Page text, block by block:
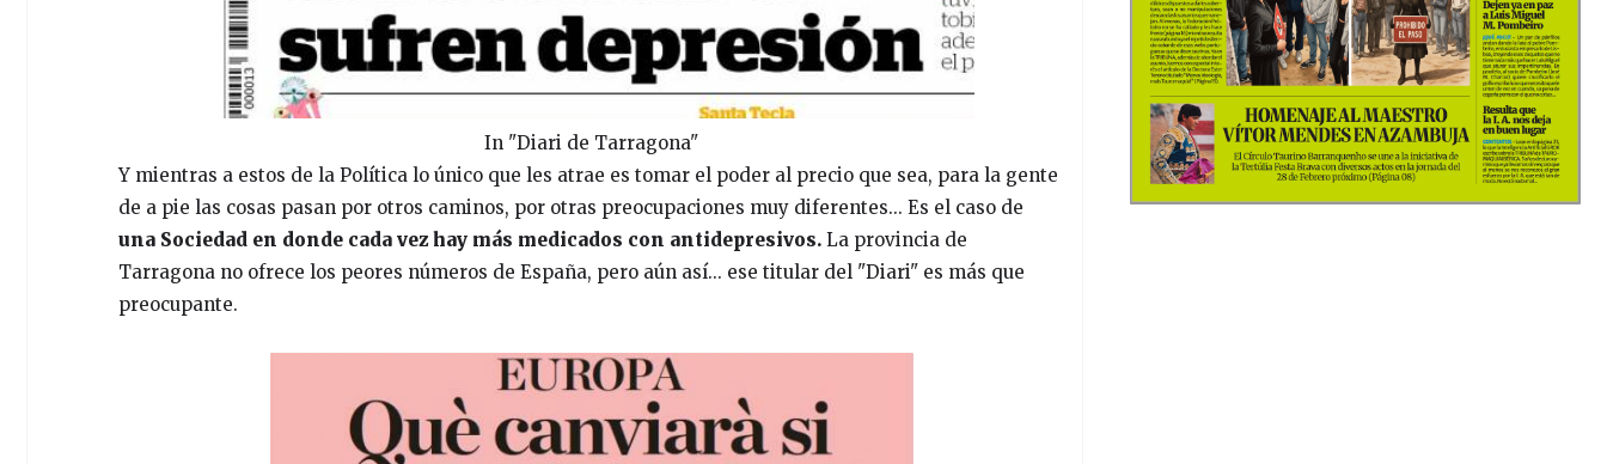
In "Diari de Tarragona"
Y mientras a estos de la Política lo único que les atrae es tomar el poder al precio que sea, para la gente
de a pie las cosas pasan por otros caminos, por otras preocupaciones muy diferentes... Es el caso de
una Sociedad en donde cada vez hay más medicados con antidepresivos. La provincia de
Tarragona no ofrece los peores números de España, pero aún así... ese titular del "Diari" es más que
preocupante.